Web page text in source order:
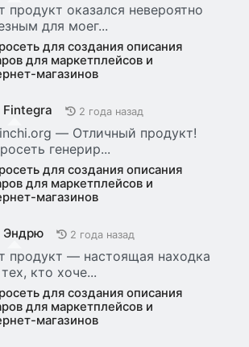
продукт оказался невероятно
для моег...
для создания описания
для маркетплейсов и
магазинов
Fintegra 2 года назад
— Отличный продукт!
генерир...
для создания описания
для маркетплейсов и
магазинов
Эндрю 2 года назад
продукт — настоящая находка
кто хоче...
для создания описания
для маркетплейсов и
магазинов